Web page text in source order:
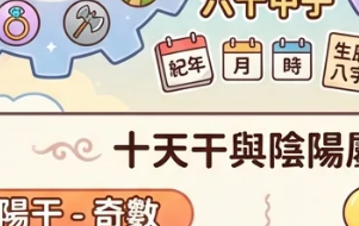
可以阻擋水流)
以淋熄火)
可以熔化金屬)
當嘅養生（例如咩時間瞓覺、咩時